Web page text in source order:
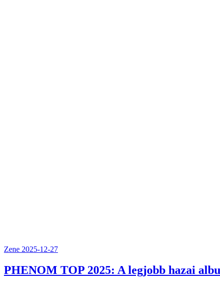
Zene 2025-12-27
PHENOM TOP 2025: A legjobb hazai